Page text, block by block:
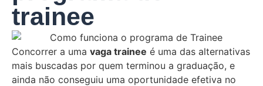
trainee
Concorrer a uma vaga trainee é uma das alternativas
mais buscadas por quem terminou a graduação, e
ainda não conseguiu uma oportunidade efetiva no